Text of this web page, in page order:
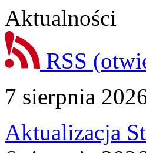
Aktualności
RSS
7 sierpnia
Aktualizacja